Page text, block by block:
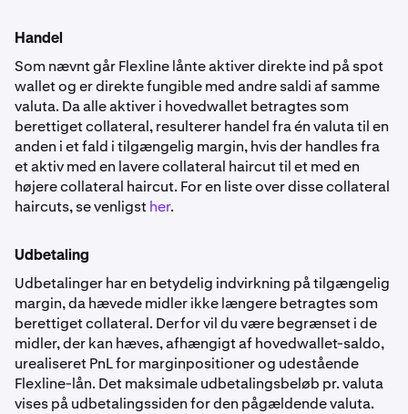
Handel
Som nævnt går Flexline lånte aktiver direkte ind på spot
wallet og er direkte fungible med andre saldi af samme
valuta. Da alle aktiver i hovedwallet betragtes som
berettiget collateral, resulterer handel fra én valuta til en
anden i et fald i tilgængelig margin, hvis der handles fra
et aktiv med en lavere collateral haircut til et med en
højere collateral haircut. For en liste over disse collateral
haircuts, se venligsther.
Udbetaling
Udbetalinger har en betydelig indvirkning på tilgængelig
margin, da hævede midler ikke længere betragtes som
berettiget collateral. Derfor vil du være begrænset i de
midler, der kan hæves, afhængigt af hovedwallet-saldo,
urealiseret PnL for marginpositioner og udestående
Flexline-lån. Det maksimale udbetalingsbeløb pr. valuta
vises på udbetalingssiden for den pågældende valuta.